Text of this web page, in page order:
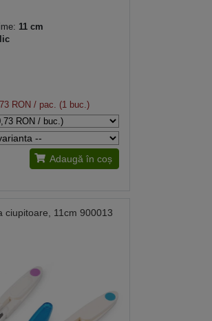
11 cm
RON / pac. (1 buc.)
Adaugă în coș
ciupitoare, 11cm 900013